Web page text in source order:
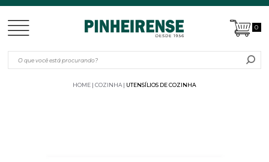
0
HOME COZINHA UTENSÍLIOS DE COZINHA